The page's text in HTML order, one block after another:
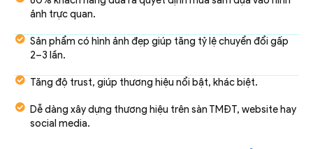
ảnh trực quan.
Sản phẩm có hình ảnh đẹp giúp tăng tỷ lệ chuyển đổi gấp
2–3 lần.
Tăng độ trust, giúp thương hiệu nổi bật, khác biệt.
Dễ dàng xây dựng thương hiệu trên sàn TMĐT, website hay
social media.